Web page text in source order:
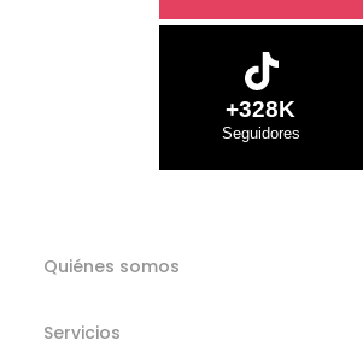
+328K
Quiénes somos
Servicios